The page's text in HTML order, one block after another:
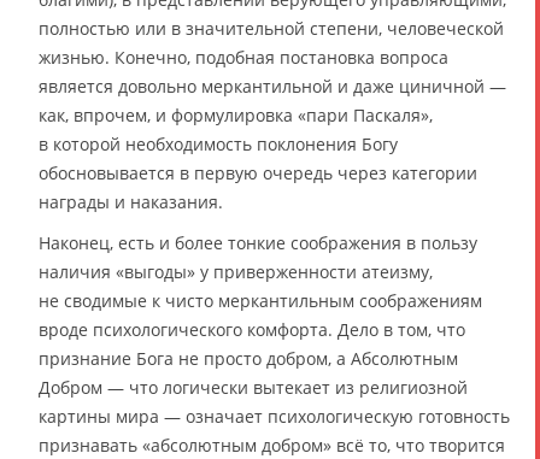
полностью или в значительной степени, человеческой
жизнью. Конечно, подобная постановка вопроса
является довольно меркантильной и даже циничной —
как, впрочем, и формулировка «пари Паскаля»,
в которой необходимость поклонения Богу
обосновывается в первую очередь через категории
награды и наказания.
Наконец, есть и более тонкие соображения в пользу
наличия «выгоды» у приверженности атеизму,
не сводимые к чисто меркантильным соображениям
вроде психологического комфорта. Дело в том, что
признание Бога не просто добром, а Абсолютным
Добром — что логически вытекает из религиозной
картины мира — означает психологическую готовность
признавать «абсолютным добром» всё то, что творится